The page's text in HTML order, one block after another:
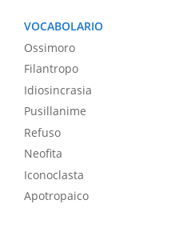
VOCABOLARIO
Ossimoro
Filantropo
Idiosincrasia
Pusillanime
Refuso
Neofita
Iconoclasta
Apotropaico